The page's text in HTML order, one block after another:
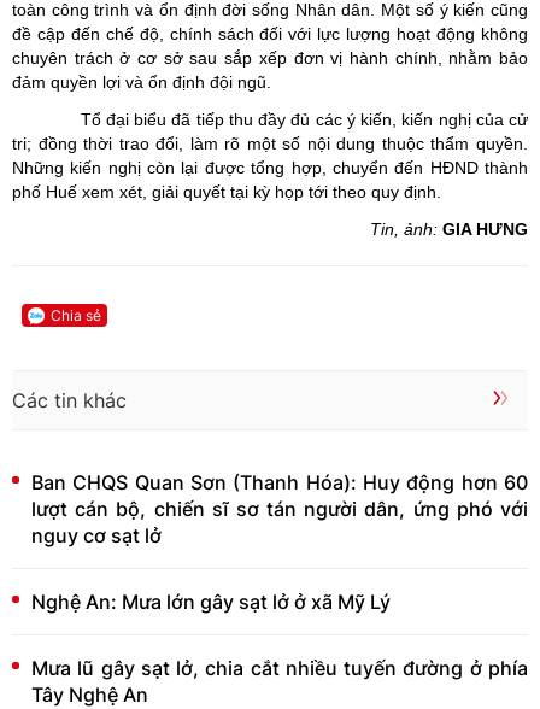
toàn công trình và ổn định đời sống Nhân dân. Một số ý kiến cũng
đề cập đến chế độ, chính sách đối với lực lượng hoạt động không
chuyên trách ở cơ sở sau sắp xếp đơn vị hành chính, nhằm bảo
đảm quyền lợi và ổn định đội ngũ.
Tổ đại biểu đã tiếp thu đầy đủ các ý kiến, kiến nghị của cử
tri; đồng thời trao đổi, làm rõ một số nội dung thuộc thẩm quyền.
Những kiến nghị còn lại được tổng hợp, chuyển đến HĐND thành
phố Huế xem xét, giải quyết tại kỳ họp tới theo quy định.
Tin, ảnh: GIA HƯNG
Chia sẻ
Các tin khác
Ban CHQS Quan Sơn (Thanh Hóa): Huy động hơn 60
lượt cán bộ, chiến sĩ sơ tán người dân, ứng phó với
nguy cơ sạt lở
Nghệ An: Mưa lớn gây sạt lở ở xã Mỹ Lý
Mưa lũ gây sạt lở, chia cắt nhiều tuyến đường ở phía
Tây Nghệ An